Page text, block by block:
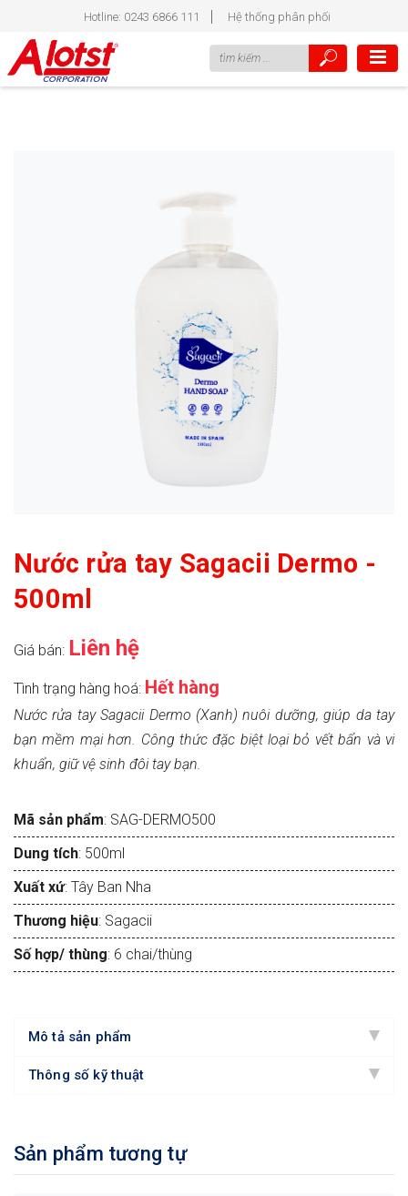
Hotline: 0243 6866 111 Hệ thống phân phối
Nước rửa tay Sagacii Dermo -
500ml
Giá bán: Liên hệ
Tình trạng hàng hoá: Hết hàng
Nước rửa tay Sagacii Dermo (Xanh) nuôi dưỡng, giúp da tay
bạn mềm mại hơn. Công thức đặc biệt loại bỏ vết bẩn và vi
khuẩn, giữ vệ sinh đôi tay bạn.
Mã sản phẩm: SAG-DERMO500
Dung tích: 500ml
Xuất xứ: Tây Ban Nha
Thương hiệu: Sagacii
Số hợp/ thùng: 6 chai/thùng
Mô tả sản phẩm
Thông số kỹ thuật
Sản phẩm tương tự